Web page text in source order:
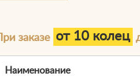
При заказе от 10 колец
Наименование